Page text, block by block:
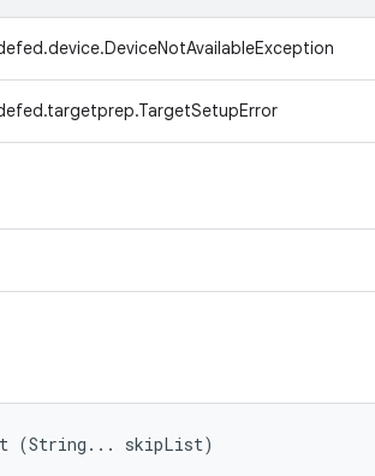
(String... skipList)